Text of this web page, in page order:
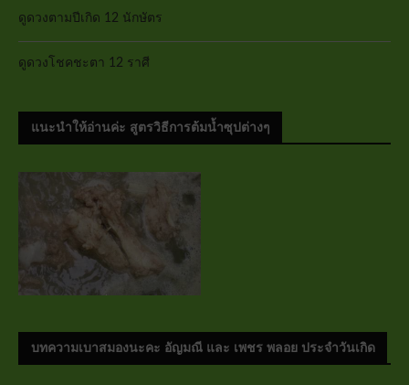
ดูดวงตามปีเกิด 12 นักษัตร
ดูดวงโชคชะตา 12 ราศี
แนะนำให้อ่านค่ะ สูตรวิธีการต้มน้ำซุปต่างๆ
บทความเบาสมองนะคะ อัญมณี และ เพชร พลอย ประจำวันเกิด